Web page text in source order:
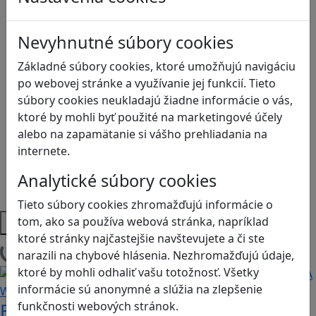
Nevyhnutné súbory cookies
Základné súbory cookies, ktoré umožňujú navigáciu
po webovej stránke a využívanie jej funkcií. Tieto
súbory cookies neukladajú žiadne informácie o vás,
ktoré by mohli byť použité na marketingové účely
alebo na zapamätanie si vášho prehliadania na
internete.
Analytické súbory cookies
Tieto súbory cookies zhromažďujú informácie o
tom, ako sa používa webová stránka, napríklad
ktoré stránky najčastejšie navštevujete a či ste
narazili na chybové hlásenia. Nezhromažďujú údaje,
ktoré by mohli odhaliť vašu totožnosť. Všetky
informácie sú anonymné a slúžia na zlepšenie
funkčnosti webových stránok.
Ekológia
Globálne vzdelávanie
Kreativita
Kritické myslenie
Kyberšikana
Logické myslenie
Ľudské práva a tolerancia
Motorika a koncentrácia
Programovanie/Technika
Sociálne zručnosti a kooperácia
Strategické myslenie
Zdravie a pohyb
Platformy
Načítam blogy
Fotografujte zvieratká, aby ste